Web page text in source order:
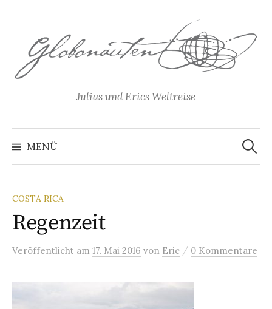
Inhalt
Julias und Erics Weltreise
MENÜ
Suchen
nach:
COSTA RICA
Regenzeit
Veröffentlicht am 17. Mai 2016 von Eric / 0 Kommentare